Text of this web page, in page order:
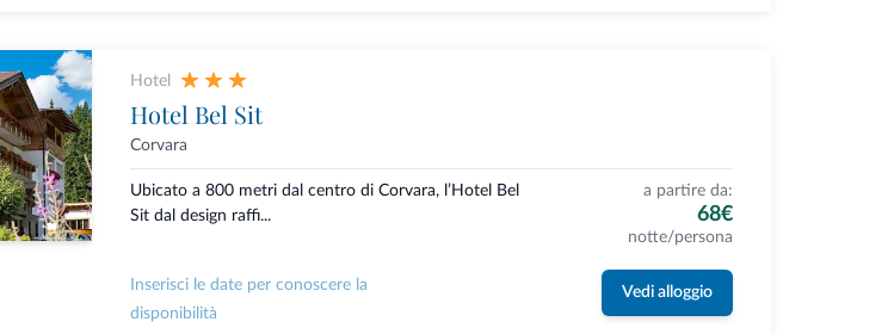
Hotel
Hotel Bel Sit
Corvara
Ubicato a 800 metri dal centro di Corvara, l’Hotel Bel
Sit dal design raffi...
a partire da:
68€
notte/persona
Inserisci le date per conoscere la
disponibilità
Vedi alloggio